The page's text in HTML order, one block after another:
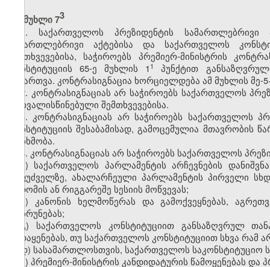
მუხლი 7​3
1. საქართველოს პრეზიდენტის
სამართლებრივი აქტებისა და საქართველოს
შემთხვევებისა, საჭიროებს პრემიერ-მინისტრის
კონსტიტუციის 65‑ე მუხლის 1 ​1
პუნქტით
მიმართვა. კონტრასიგნაცია ხორციელდება ამ მუხლის
2. კონტრასიგნაციას არ საჭიროებს საქართველოს
გათვალისწინებული შემთხვევებისა.
3. კონტრასიგნაციას არ საჭიროებს საქართველოს
კონსტიტუციის შესაბამისად, გამოცემულია მთავრობის
თანხმობა.
4. კონტრასიგნაციას არ საჭიროებს საქართველოს
ა) საქართველოს პარლამენტის არჩევნების
საფუძველზე, ახალარჩეული პარლამენტის პირველი
სხდომის ან რიგგარეშე სესიის მოწვევას;
ბ) კანონის ხელმოწერას და გამოქვეყნებას,
დაბრუნებას;
გ) საქართველოს კონსტიტუციით განსაზღვრულ
გადაყენებას, თუ საქართველოს კონსტიტუციით სხვა რამ
დ) სასამართლოსთვის, საქართველოს საკონსტიტუციო
ე) პრემიერ-მინისტრის კანდიდატურის წამოყენებას და